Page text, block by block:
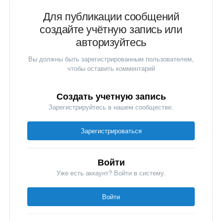
Для публикации сообщений
создайте учётную запись или
авторизуйтесь
Вы должны быть зарегистрированным пользователем,
чтобы оставить комментарий
Создать учетную запись
Зарегистрируйтесь в нашем сообществе.
Зарегистрироваться
Войти
Уже есть аккаунт? Войти в систему.
Войти